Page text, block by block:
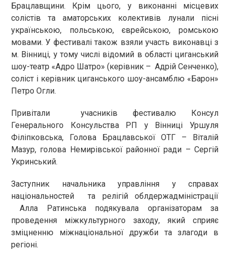
Брацлавщини. Крім цього, у виконанні місцевих
солістів та аматорських колективів лунали пісні
українською, польською, єврейською, ромською
мовами. У фестивалі також взяли участь виконавці з
м. Вінниці, у тому числі відомий в області циганський
шоу-театр «Адро Шатро» (керівник – Адрій Сенченко),
соліст і керівник циганського шоу-ансамблю «Барон»
Петро Огли.
Привітали учасників фестивалю Консул
Генерального Консульства РП у Вінниці Уршуля
Філіпковська, Голова Брацлавської ОТГ – Віталій
Мазур, голова Немирівської районної ради – Сергій
Укринський.
Заступник начальника управління у справах
національностей та релігій облдержадміністрації
Алла Ратинська подякувала організаторам за
проведення міжкультурного заходу, який сприяє
зміцненню міжнаціональної дружби та злагоди в
регіоні.